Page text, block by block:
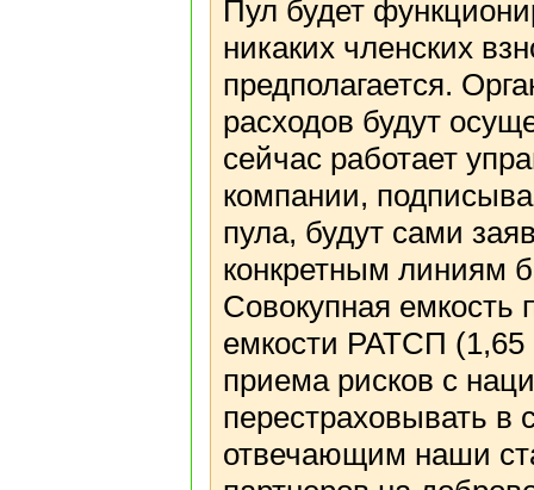
Пул будет
никаких членских
предполагается.
расходов будут
сейчас работает
компании,
пула, будут сами
конкретным линиям
Совокупная емкость
емкости РАТСП (1,65
приема рисков с
перестраховывать
отвечающим наши